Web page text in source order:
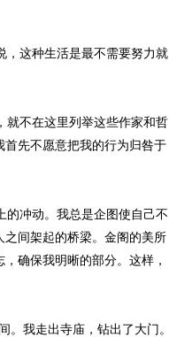
这种生活是最不需要努力就
不在这里列举这些作家和哲
先不愿意把我的行为归咎于
冲动。我总是企图使自己不
间架起的桥梁。金阁的美所
确保我明晰的部分。这样，
我走出寺庙，钻出了大门。